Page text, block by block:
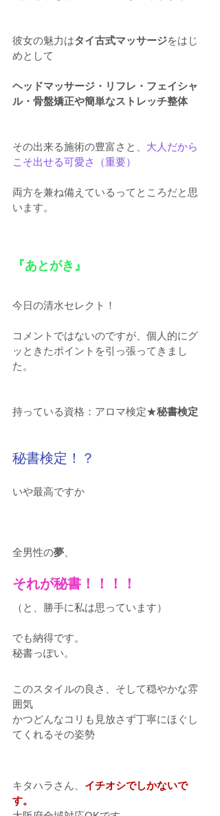
彼女の魅力はタイ古式マッサージをはじ
めとして
ヘッドマッサージ・リフレ・フェイシャ
ル・骨盤矯正や簡単なストレッチ整体
その出来る施術の豊富さと、 大人だから
こそ出せる可愛さ（重要）
両方を兼ね備えているってところだと思
います。
『あとがき』
今日の清水セレクト！
コメントではないのですが、個人的にグ
ッときたポイントを引っ張ってきまし
た。
持っている資格：アロマ検定★秘書検定
秘書検定！？
いや最高ですか
全男性の夢
それが秘書！！！！
（と、勝手に私は思っています）
でも納得です。
秘書っぽい。
このスタイルの良さ、そして穏やかな雰
囲気
かつどんなコリも見放さず丁寧にほぐし
てくれるその姿勢
キタハラさん、 イチオシでしかないで
す。